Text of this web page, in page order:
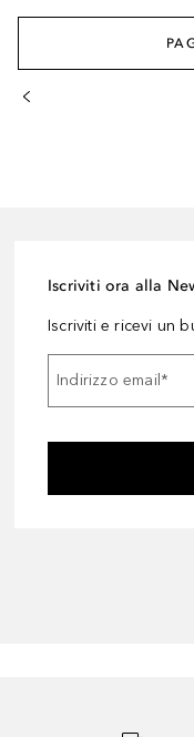
Iscriviti ora alla
Iscriviti e ricevi un
Indirizzo email *